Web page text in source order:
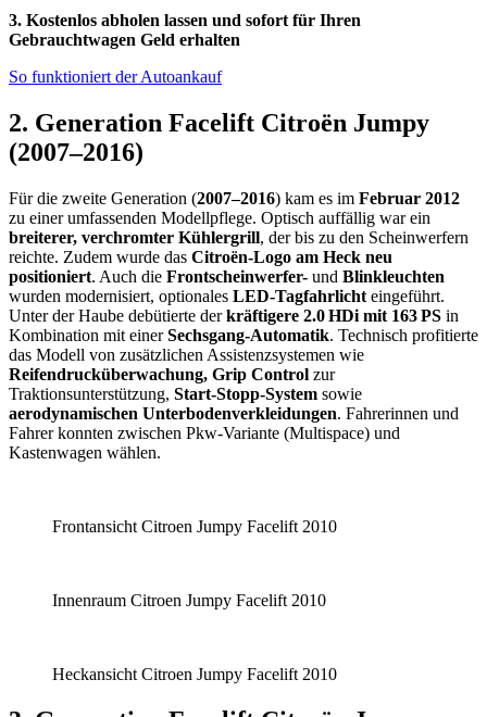
3. Kostenlos abholen lassen und sofort für Ihren
Gebrauchtwagen Geld erhalten
So funktioniert der Autoankauf
2. Generation Facelift Citroën Jumpy
(2007–2016)
Für die zweite Generation (2007–2016) kam es im Februar 2012
zu einer umfassenden Modellpflege. Optisch auffällig war ein
breiterer, verchromter Kühlergrill, der bis zu den Scheinwerfern
reichte. Zudem wurde das Citroën-Logo am Heck neu
positioniert. Auch die Frontscheinwerfer- und Blinkleuchten
wurden modernisiert, optionales LED-Tagfahrlicht eingeführt.
Unter der Haube debütierte derkräftigere 2.0 HDi mit 163 PS in
Kombination mit einerSechsgang-Automatik. Technisch profitierte
das Modell von zusätzlichen Assistenzsystemen wie
Reifendrucküberwachung, Grip Control zur
Traktionsunterstützung, Start-Stopp-System sowie
aerodynamischen Unterbodenverkleidungen. Fahrerinnen und
Fahrer konnten zwischen Pkw-Variante (Multispace) und
Kastenwagen wählen.
Frontansicht Citroen Jumpy Facelift 2010
Innenraum Citroen Jumpy Facelift 2010
Heckansicht Citroen Jumpy Facelift 2010